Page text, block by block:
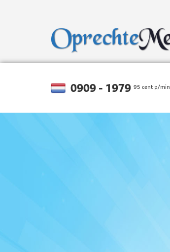
0909 - 1979 95 cent p/min